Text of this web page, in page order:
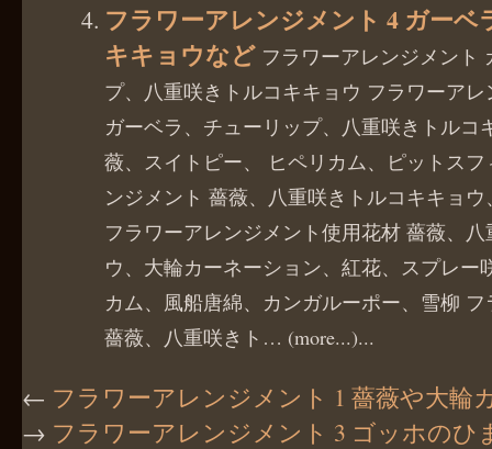
フラワーアレンジメント 4 ガーベ
キキョウなど フラワーアレンジメント
プ、八重咲きトルコキキョウ フラワーア
ガーベラ、チューリップ、八重咲きトルコ
薇、スイトピー、 ヒペリカム、ピットス
ンジメント 薔薇、八重咲きトルコキキョ
フラワーアレンジメント使用花材 薔薇、
ウ、大輪カーネーション、紅花、スプレー
カム、風船唐綿、カンガルーポー、雪柳
薔薇、八重咲きト… (more...)...
← フラワーアレンジメント 1 薔薇や大輪
→ フラワーアレンジメント 3 ゴッホのひ